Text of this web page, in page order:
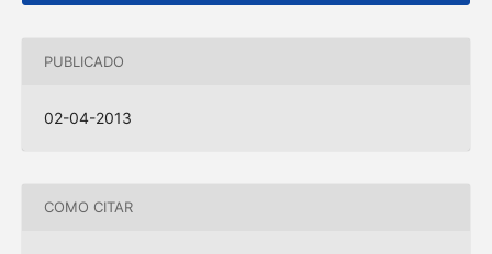
PUBLICADO
02-04-2013
COMO CITAR